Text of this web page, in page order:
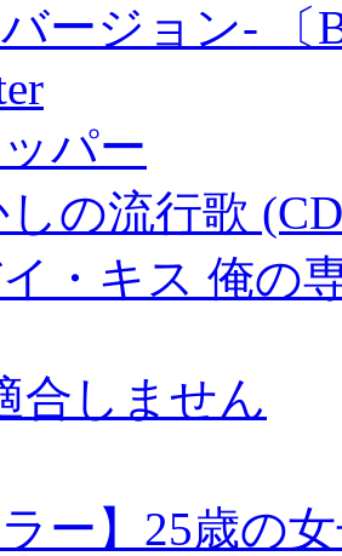
ージョン- 〔
パー
の流行歌
・キス 俺の
合しません
ラー】25歳の